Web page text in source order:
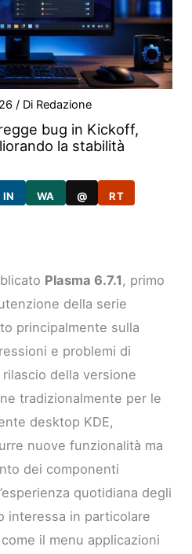
/ Di Redazione
bug in Kickoff,
la stabilità
IN WA @ RT
Plasma 6.7.1 , primo
della serie
principalmente sulla
e problemi di
della versione
tradizionalmente per le
desktop KDE,
nuove funzionalità ma
dei componenti
quotidiana degli
interessa in particolare
il menu applicazioni